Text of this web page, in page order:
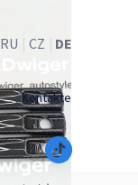
DE
CZ
|
Kontakte
RU